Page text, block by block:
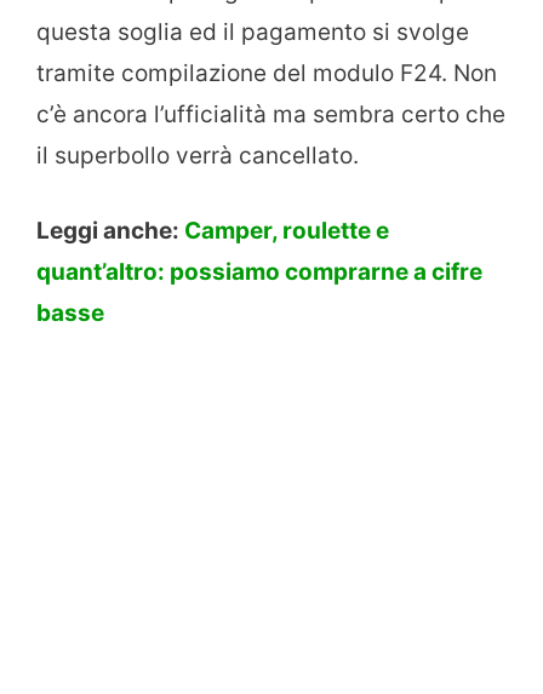
questa soglia ed il pagamento si svolge
tramite compilazione del modulo F24. Non
c’è ancora l’ufficialità ma sembra certo che
il superbollo verrà cancellato.
Leggi anche: Camper, roulette e
quant’altro: possiamo comprarne a cifre
basse